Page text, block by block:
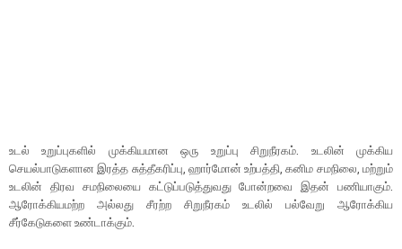
உடல் உறுப்புகளில் முக்கியமான ஒரு உறுப்பு சிறுநீரகம். உடலின் முக்கிய
செயல்பாடுகளான இரத்த சுத்தீகரிப்பு, ஹார்மோன் உற்பத்தி, கனிம சமநிலை, மற்றும்
உடலின் திரவ சமநிலையை கட்டுப்படுத்துவது போன்றவை இதன் பணியாகும்.
ஆரோக்கியமற்ற அல்லது சீரற்ற சிறுநீரகம் உடலில் பல்வேறு ஆரோக்கிய
சீர்கேடுகளை உண்டாக்கும்.